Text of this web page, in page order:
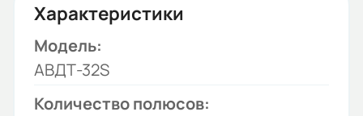
Характеристики
Модель:
АВДТ-32S
Количество полюсов: